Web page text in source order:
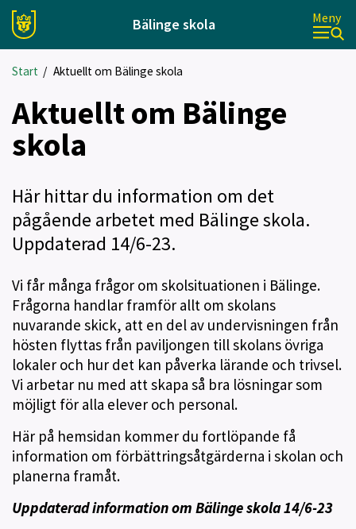
Bälinge skola Meny
Start / Aktuellt om Bälinge skola
Aktuellt om Bälinge
skola
Här hittar du information om det
pågående arbetet med Bälinge skola.
Uppdaterad 14/6-23.
Vi får många frågor om skolsituationen i Bälinge.
Frågorna handlar framför allt om skolans
nuvarande skick, att en del av undervisningen från
hösten flyttas från paviljongen till skolans övriga
lokaler och hur det kan påverka lärande och trivsel.
Vi arbetar nu med att skapa så bra lösningar som
möjligt för alla elever och personal.
Här på hemsidan kommer du fortlöpande få
information om förbättringsåtgärderna i skolan och
planerna framåt.
Uppdaterad information om Bälinge skola 14/6-23